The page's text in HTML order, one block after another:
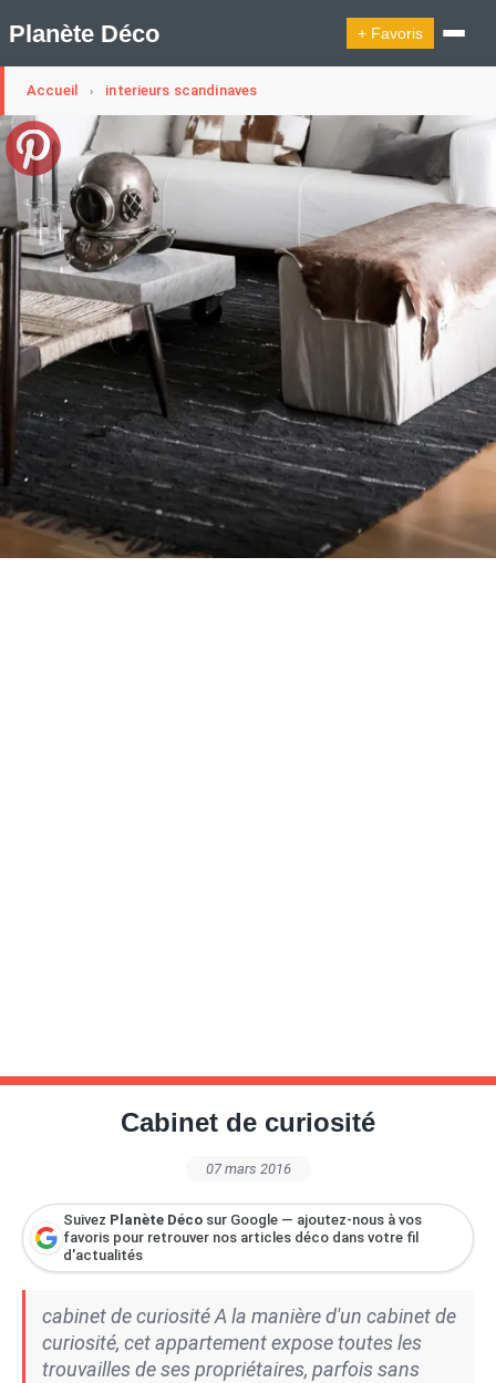
Planète Déco + Favoris
🛍︎ Shop Planète Déco ℹ︎ À propos
Appartement Design
Decoration Noël
Design Suédois En Quelques Photos
Idées Déco En 10 Photos
La Semaine Décoration Et Design
Maison En Ville
Méli-Mélo Suédois
Publi Reportage
Tendance
Interieurs Scandinaves
La Décoration Selon Votre Signe Astrologique
Les Trouvailles Déco Du Jour
Loft
Maison Appartement Écologique
Maison Container/container House
Maison D'hôtes
Maison Et Appartement Vintage
On Décode La Déco
Petite Surface
Piscine Question De Style
Renovation
Revue De Week End
Accueil › interieurs scandinaves
Cabinet de curiosité
07 mars 2016
Suivez Planète Déco sur Google — ajoutez-nous à vos
favoris pour retrouver nos articles déco dans votre fil
d'actualités
cabinet de curiosité A la manière d'un cabinet de
curiosité, cet appartement expose toutes les
trouvailles de ses propriétaires, parfois sans